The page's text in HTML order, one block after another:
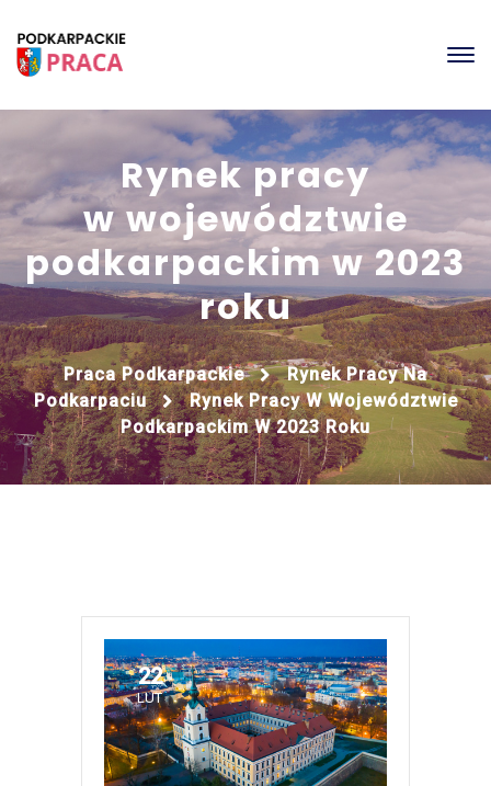
Rynek pracy
w województwie
podkarpackim w 2023
roku
Praca Podkarpackie
Rynek Pracy Na
Podkarpaciu
Rynek Pracy W Województwie
Podkarpackim W 2023 Roku
22
LUT